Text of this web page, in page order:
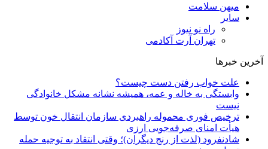
میهن سلامت
سایر
راه نو نیوز
تهران آرت آکادمی
آخرین خبرها
علت خواب رفتن دست چیست؟
وابستگی به خاله و عمه، همیشه نشانه مشکل خانوادگی
نیست
ترخیص فوری محموله راهبردی سازمان انتقال خون توسط
هیأت امنای صرفه‌جویی ارزی
شادنفرود (لذت از رنج دیگران)؛ وقتی انتقاد به توجیه حمله